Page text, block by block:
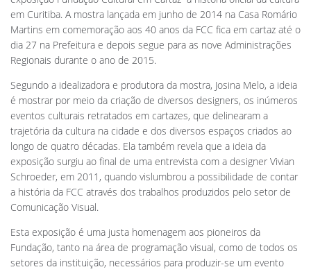
em Curitiba. A mostra lançada em junho de 2014 na Casa Romário
Martins em comemoração aos 40 anos da FCC fica em cartaz até o
dia 27 na Prefeitura e depois segue para as nove Administrações
Regionais durante o ano de 2015.
Segundo a idealizadora e produtora da mostra, Josina Melo, a ideia
é mostrar por meio da criação de diversos designers, os inúmeros
eventos culturais retratados em cartazes, que delinearam a
trajetória da cultura na cidade e dos diversos espaços criados ao
longo de quatro décadas. Ela também revela que a ideia da
exposição surgiu ao final de uma entrevista com a designer Vivian
Schroeder, em 2011, quando vislumbrou a possibilidade de contar
a história da FCC através dos trabalhos produzidos pelo setor de
Comunicação Visual.
Esta exposição é uma justa homenagem aos pioneiros da
Fundação, tanto na área de programação visual, como de todos os
setores da instituição, necessários para produzir-se um evento